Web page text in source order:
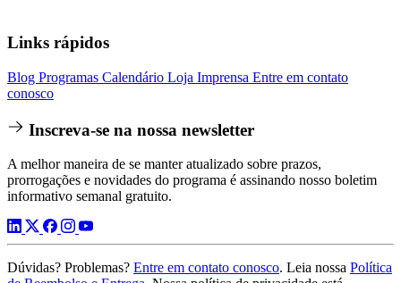
Links rápidos
Blog Programas Calendário Loja Imprensa Entre em contato
conosco
Inscreva-se na nossa newsletter
A melhor maneira de se manter atualizado sobre prazos,
prorrogações e novidades do programa é assinando nosso boletim
informativo semanal gratuito.
Dúvidas? Problemas? Entre em contato conosco. Leia nossa Política